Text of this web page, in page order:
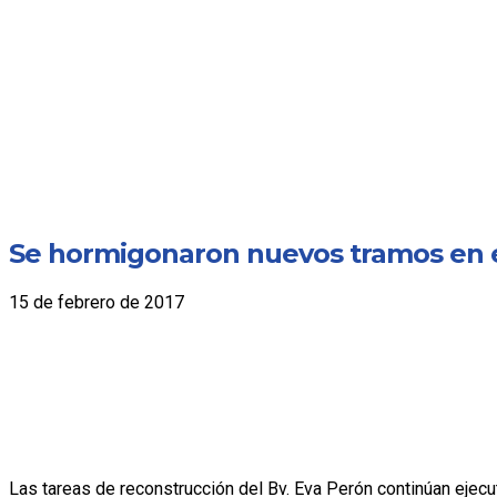
Se hormigonaron nuevos tramos en
15 de febrero de 2017
Las tareas de reconstrucción del Bv. Eva Perón continúan